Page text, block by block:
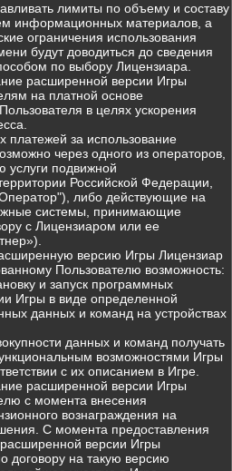
лимиты по объему и составу
информационных материалов, а
ограничения использования
будут доводиться до сведения
по выбору Лицензиара.
расширенной версии Игры
на платной основе
в целях ускорения
платежей за использование
через одного из операторов,
услуги подвижной
Российской Федерации,
либо действующие на
системы, принимающие
с Лицензиаром или ее
версию Игры Лицензиар
Пользователю возможность:
и запуск программных
Игры в виде определенной
данных и команд на устройствах
данных и команд получать
возможностями Игры
с их описанием в Игре.
расширенной версии Игры
с момента внесения
вознаграждения на
С момента предоставления
версии Игры
договору на такую версию